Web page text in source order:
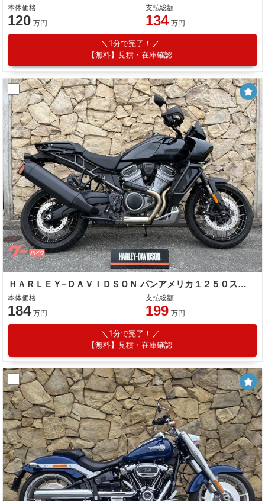
本体価格
120 万円
支払総額
134 万円
1分で完了！
【無料】見積・在庫確認
ＨＡＲＬＥＹ−ＤＡＶＩＤＳＯＮ パンアメリカ１２５０スペシャル
本体価格
184 万円
支払総額
199 万円
1分で完了！
【無料】見積・在庫確認